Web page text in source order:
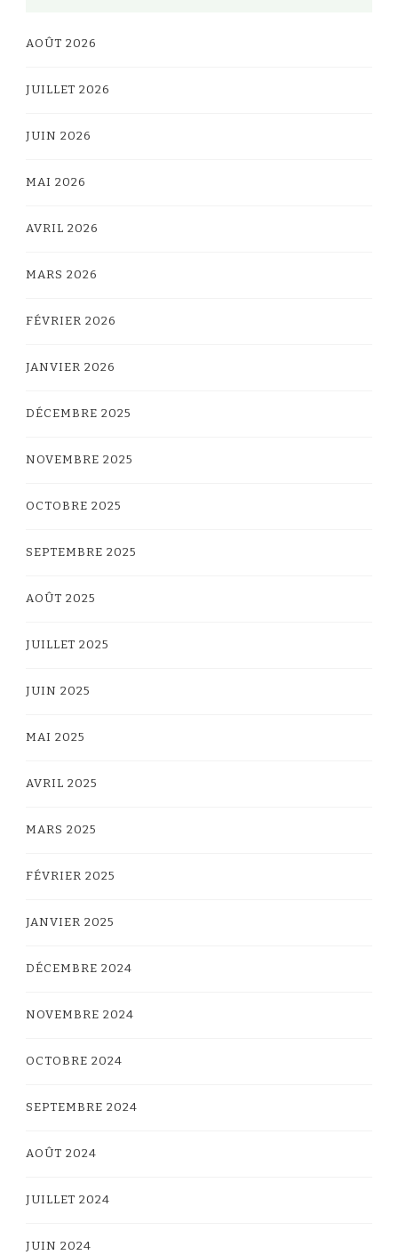
AOÛT 2026
JUILLET 2026
JUIN 2026
MAI 2026
AVRIL 2026
MARS 2026
FÉVRIER 2026
JANVIER 2026
DÉCEMBRE 2025
NOVEMBRE 2025
OCTOBRE 2025
SEPTEMBRE 2025
AOÛT 2025
JUILLET 2025
JUIN 2025
MAI 2025
AVRIL 2025
MARS 2025
FÉVRIER 2025
JANVIER 2025
DÉCEMBRE 2024
NOVEMBRE 2024
OCTOBRE 2024
SEPTEMBRE 2024
AOÛT 2024
JUILLET 2024
JUIN 2024